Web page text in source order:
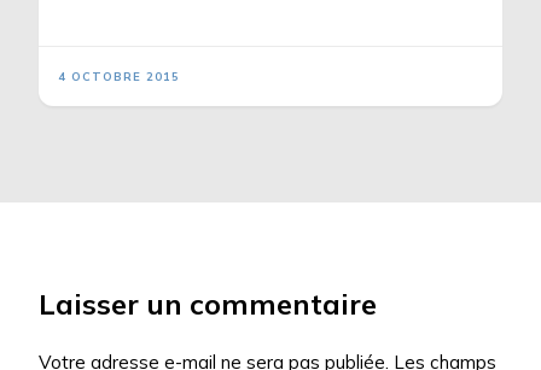
4 OCTOBRE 2015
Laisser un commentaire
Votre adresse e-mail ne sera pas publiée. Les champs